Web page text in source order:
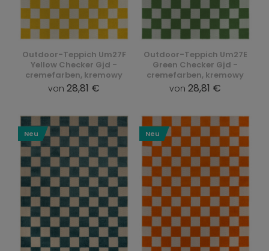
Outdoor-Teppich Um27F
Yellow Checker Gjd -
cremefarben, kremowy
von 28,81 €
Outdoor-Teppich Um27E
Green Checker Gjd -
cremefarben, kremowy
von 28,81 €
Neu Neu